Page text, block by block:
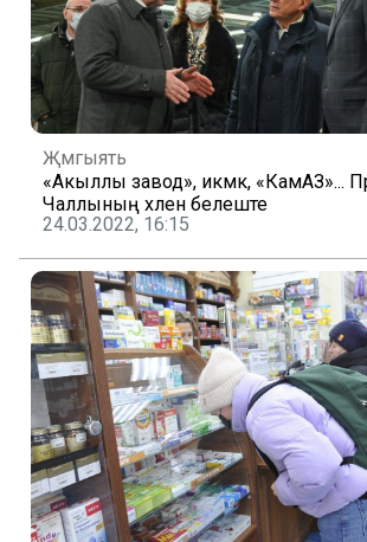
Җәмгыять
«Акыллы завод», икмәк, «КамАЗ»...
Чаллының хәлен белеште
24.03.2022, 16:15